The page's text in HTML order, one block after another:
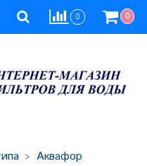
0 0
Аквафор